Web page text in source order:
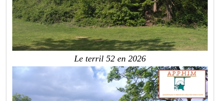
Le terril 52 en 2026